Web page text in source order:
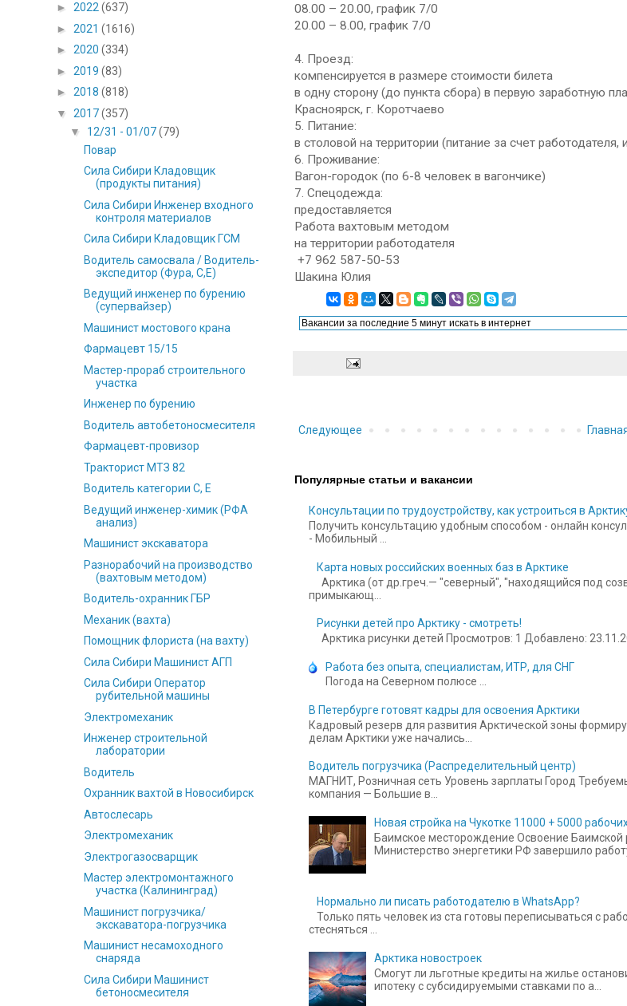
08.00 – 20.00, график 7/0
20.00 – 8.00, график 7/0
4. Проезд:
компенсируется в размере стоимости билета
в одну сторону (до пункта сбора) в первую заработную
Красноярск, г. Коротчаево
5. Питание:
в столовой на территории (питание за счет
6. Проживание:
Вагон-городок (по 6-8 человек в вагончике)
7. Спецодежда:
предоставляется
Работа вахтовым методом
на территории работодателя
+7 962 587-50-53
Шакина Юлия
Следующее
Популярные статьи и вакансии
Консультации по трудоустройству, как устроиться в
Получить консультацию удобным способом - онлайн
- Мобильный ...
Карта новых российских военных баз в Арктике
Арктика (от др.греч.— "северный", "находящийся под
примыкающ...
Рисунки детей про Арктику - смотреть!
Арктика рисунки детей Просмотров: 1 Добавлено:
Работа без опыта, специалистам, ИТР, для СНГ
Погода на Северном полюсе ...
В Петербурге готовят кадры для освоения Арктики
Кадровый резерв для развития Арктической зоны
делам Арктики уже начались...
Водитель погрузчика (Распределительный центр)
МАГНИТ, Розничная сеть Уровень зарплаты Город
компания — Большие в...
Новая стройка на Чукотке 11000 + 5000
Баимское месторождение Освоение Баимской
Министерство энергетики РФ завершило
Нормально ли писать работодателю в WhatsApp?
Только пять человек из ста готовы переписываться с
стесняться ...
Арктика новостроек
Смогут ли льготные кредиты на жилье
ипотеку с субсидируемыми ставками по а...
► 2022 (637)
► 2021 (1616)
► 2020 (334)
► 2019 (83)
► 2018 (818)
▼ 2017(357)
▼ 12/31 - 01/07(79)
Повар
Сила Сибири Кладовщик
(продукты питания)
Сила Сибири Инженер входного
контроля материалов
Сила Сибири Кладовщик ГСМ
Водитель самосвала / Водитель-
экспедитор (Фура, С,Е)
Ведущий инженер по бурению
(супервайзер)
Машинист мостового крана
Фармацевт 15/15
Мастер-прораб строительного
участка
Инженер по бурению
Водитель автобетоносмесителя
Фармацевт-провизор
Тракторист МТЗ 82
Водитель категории С, Е
Ведущий инженер-химик (РФА
анализ)
Машинист экскаватора
Разнорабочий на производство
(вахтовым методом)
Водитель-охранник ГБР
Механик (вахта)
Помощник флориста (на вахту)
Сила Сибири Машинист АГП
Сила Сибири Оператор
рубительной машины
Электромеханик
Инженер строительной
лаборатории
Водитель
Охранник вахтой в Новосибирск
Автослесарь
Электромеханик
Электрогазосварщик
Мастер электромонтажного
участка (Калининград)
Машинист погрузчика/
экскаватора-погрузчика
Машинист несамоходного
снаряда
Сила Сибири Машинист
бетоносмесителя